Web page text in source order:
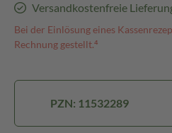
Versandkostenfreie
Bei der Einlösung eines
Rechnung gestellt.⁴
PZN: 11532289